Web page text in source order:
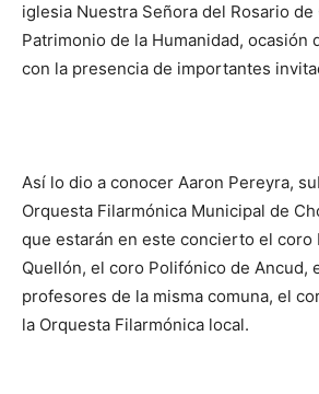
iglesia Nuestra Señora del Rosario de
Patrimonio de la Humanidad, ocasión
con la presencia de importantes
Así lo dio a conocer Aaron Pereyra,
Orquesta Filarmónica Municipal de
que estarán en este concierto el coro
Quellón, el coro Polifónico de Ancud,
profesores de la misma comuna, el
la Orquesta Filarmónica local.